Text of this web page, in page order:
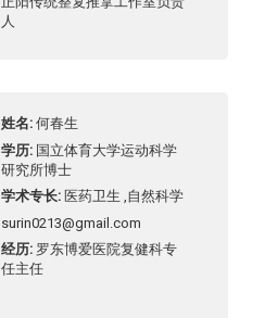
人
姓名 何春生
学历 国立体育大学运动科学
研究所博士
学术专长 医药卫生 ,自然科学
surin0213@gmail.com
经历 罗东博爱医院复健科专
任主任